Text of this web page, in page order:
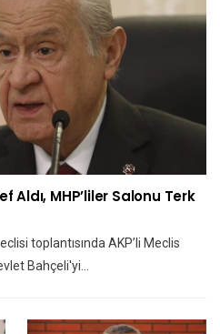
Aldı, MHP’liler Salonu Terk
toplantısında AKP’li Meclis
Bahçeli'yi…